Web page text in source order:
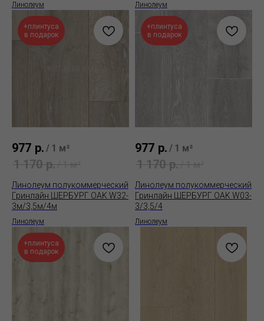
Линолеум Линолеум
+плинтуса
в подарок
977 р. / 1 м²
1 170 р./1 м²
Линолеум полукоммерческий
Гринлайн ШЕРБУРГ OAK W32-
3м/3,5м/4м
Линолеум
+плинтуса
в подарок
977 р. / 1 м²
1 170 р./1 м²
Линолеум полукоммерческий
Гринлайн ШЕРБУРГ OAK W03-
3/3,5/4
Линолеум
+плинтуса
в подарок